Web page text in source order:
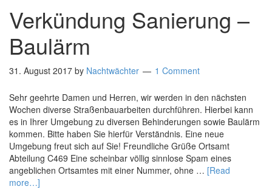
Verkündung Sanierung –
Baulärm
31. August 2017 by Nachtwächter 1 Comment
Sehr geehrte Damen und Herren, wir werden in den nächsten
Wochen diverse Straßenbauarbeiten durchführen. Hierbei kann
es in Ihrer Umgebung zu diversen Behinderungen sowie Baulärm
kommen. Bitte haben Sie hierfür Verständnis. Eine neue
Umgebung freut sich auf Sie! Freundliche Grüße Ortsamt
Abteilung C469 Eine scheinbar völlig sinnlose Spam eines
angeblichen Ortsamtes mit einer Nummer, ohne … [Read
more…]